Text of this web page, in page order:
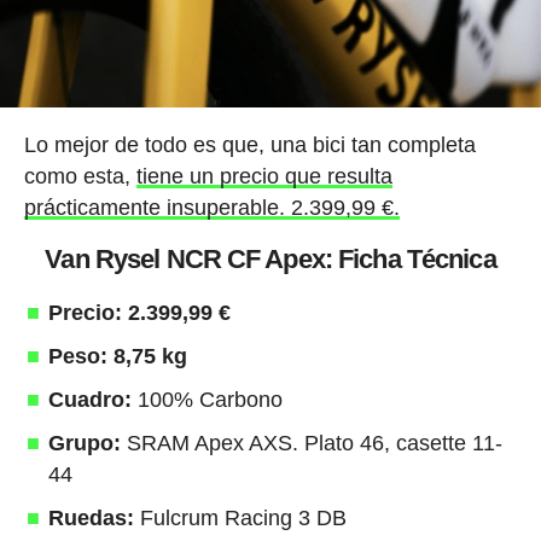
Lo mejor de todo es que, una bici tan completa
como esta, tiene un precio que resulta
prácticamente insuperable. 2.399,99 €.
Van Rysel NCR CF Apex: Ficha Técnica
Precio: 2.399,99 €
Peso: 8,75 kg
Cuadro: 100% Carbono
Grupo: SRAM Apex AXS. Plato 46, casette 11-
44
Ruedas: Fulcrum Racing 3 DB